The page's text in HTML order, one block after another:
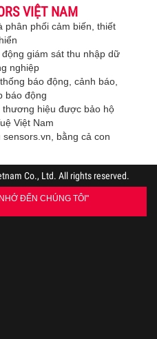
VIỆT NAM
phân phối cảm biến, thiết
giám sát thu nhập dữ
nghiệp
báo động, cảnh báo,
báo động
thương hiệu được bảo hộ
Việt Nam
bằng cả con
Co., Ltd. All rights reserved.
ĐẾN CHÚNG TÔI"